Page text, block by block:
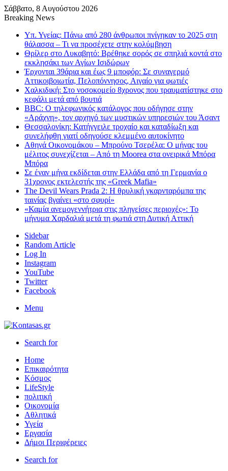
Σάββατο, 8 Αυγούστου 2026
Breaking News
Υπ. Υγείας: Πάνω από 280 άνθρωποι πνίγηκαν το 2025 στη
θάλασσα – Τι να προσέχετε στην κολύμβηση
Θρίλερ στο Λυκαβητό: Βρέθηκε σορός σε σπηλιά κοντά στο
εκκλησάκι των Αγίων Ισιδώρων
Έρχονται 39άρια και έως 9 μποφόρ: Σε συναγερμό
Αττικοιβοιωτία, Πελοπόννησος, Αιγαίο για φωτιές
Χαλκιδική: Στο νοσοκομείο 8χρονος που τραυματίστηκε στο
κεφάλι μετά από βουτιά
BBC: Ο τηλεφωνικός κατάλογος που οδήγησε στην
«Αράχνη», τον αρχηγό των μυστικών υπηρεσιών του Άσαντ
Θεσσαλονίκη: Κατήγγειλε τροχαίο και καταδίωξη και
συνελήφθη γιατί οδηγούσε κλεμμένο αυτοκίνητο
Αθηνά Οικονομάκου – Μπρούνο Τσερέλα: Ο μήνας του
μέλιτος συνεχίζεται – Από τη Moorea στα ονειρικά Μπόρα
Μπόρα
Σε έναν μήνα εκδίδεται στην Ελλάδα από τη Γερμανία ο
31χρονος εκτελεστής της «Greek Mafia»
The Devil Wears Prada 2: Η θρυλική γκαρνταρόμπα της
ταινίας βγαίνει «στο σφυρί»
«Καμία ανεμογεννήτρια στις πληγείσες περιοχές»: Το
μήνυμα Χαρδαλιά μετά τη φωτιά στη Δυτική Αττική
Sidebar
Random Article
Log In
Instagram
YouTube
Twitter
Facebook
Menu
Search for
Home
Επικαιρότητα
Κόσμος
LifeStyle
πολιτική
Οικονομία
Αθλητικά
Υγεία
Εργασία
Δήμοι Περιφέρειες
Search for